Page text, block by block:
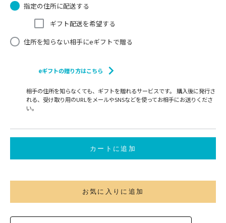
指定の住所に配送する
ギフト配送を希望する
住所を知らない相手にeギフトで贈る
eギフトの贈り方はこちら
相手の住所を知らなくても、ギフトを贈れるサービスです。 購入後に発行さ
れる、受け取り用のURLをメールやSNSなどを使ってお相手にお送りくださ
い。
カートに追加
お気に入りに追加